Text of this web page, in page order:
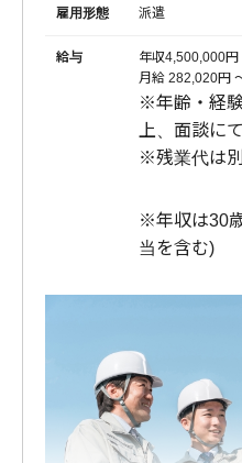
雇用形態 派遣
給与
年収4,500,000円
月給 282,020円
※年齢・経
上、面談に
※残業代は別
※年収は30
当を含む)